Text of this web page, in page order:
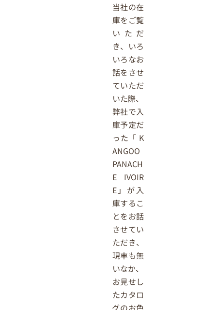
当社の在
庫をご覧
いただ
き、いろ
いろなお
話をさせ
ていただ
いた際、
弊社で入
庫予定だ
った「 K
ANGOO
PANACH
E IVOIR
E」が入
庫するこ
とをお話
させてい
ただき、
現車も無
いなか、
お見せし
たカタロ
グのお色